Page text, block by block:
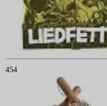
454